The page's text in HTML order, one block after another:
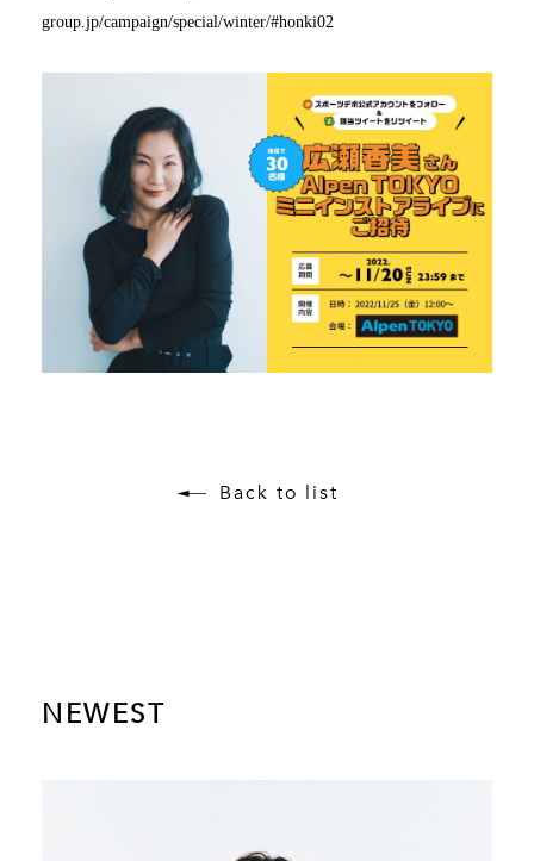
group.jp/campaign/special/winter/#honki02
Back to list
NEWEST